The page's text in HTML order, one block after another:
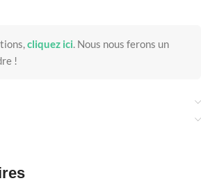
cliquez ici. Nous nous ferons un
!